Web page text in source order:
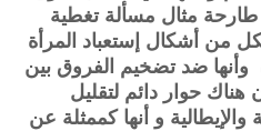
مثال مسألة تغطية
من أشكال إستعباد المرأة
وأنها ضد تضخيم الفروق بين
حوار دائم لتقليل
والإيطالية و أنها كممثلة عن